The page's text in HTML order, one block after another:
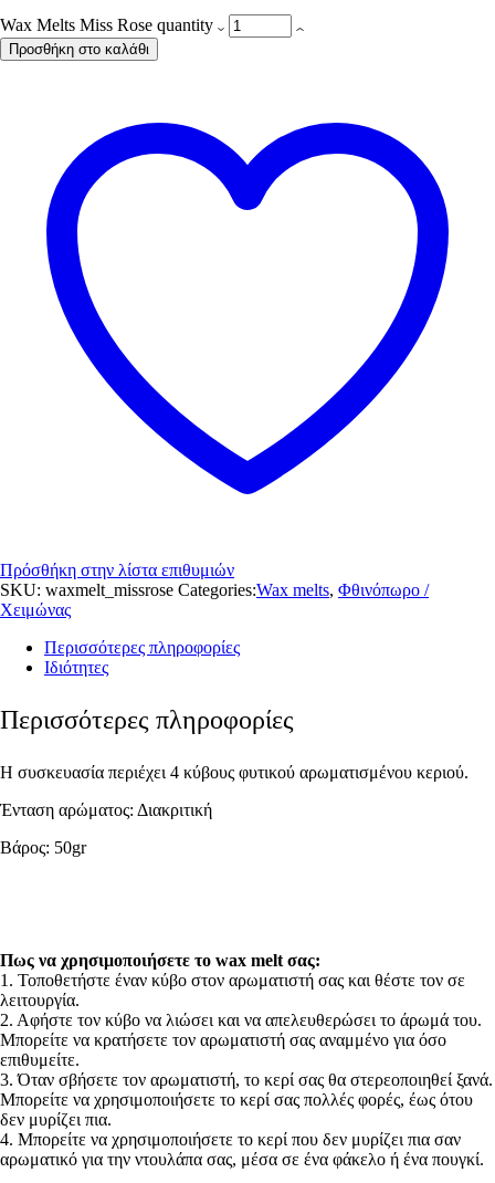
Wax Melts Miss Rose quantity
Προσθήκη στο καλάθι
Πρόσθήκη στην λίστα επιθυμιών
SKU: waxmelt_missrose Categories:Wax melts, Φθινόπωρο /
Χειμώνας
Περισσότερες πληροφορίες
Ιδιότητες
Περισσότερες πληροφορίες
Η συσκευασία περιέχει 4 κύβους φυτικού αρωματισμένου κεριού.
Ένταση αρώματος: Διακριτική
Βάρος: 50gr
Πως να χρησιμοποιήσετε το wax melt σας:
1. Τοποθετήστε έναν κύβο στον αρωματιστή σας και θέστε τον σε
λειτουργία.
2. Αφήστε τον κύβο να λιώσει και να απελευθερώσει το άρωμά του.
Μπορείτε να κρατήσετε τον αρωματιστή σας αναμμένο για όσο
επιθυμείτε.
3. Όταν σβήσετε τον αρωματιστή, το κερί σας θα στερεοποιηθεί ξανά.
Μπορείτε να χρησιμοποιήσετε το κερί σας πολλές φορές, έως ότου
δεν μυρίζει πια.
4. Μπορείτε να χρησιμοποιήσετε το κερί που δεν μυρίζει πια σαν
αρωματικό για την ντουλάπα σας, μέσα σε ένα φάκελο ή ένα πουγκί.